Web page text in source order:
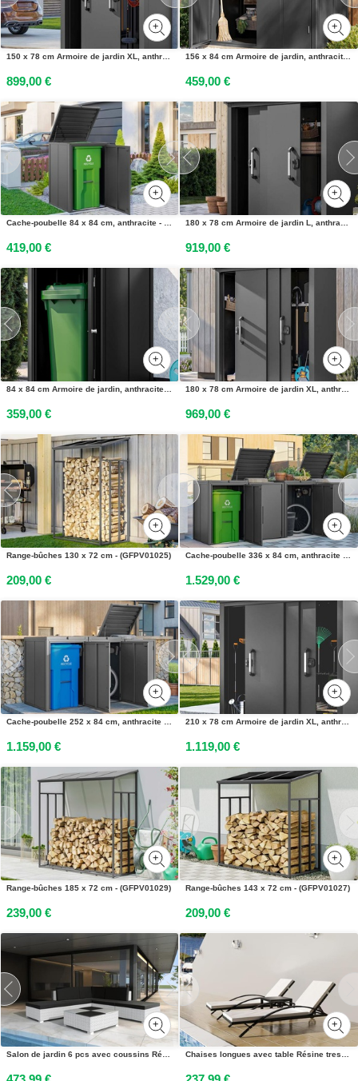
150 x 78 cm Armoire de jardin XL, anthracite - (GFPV00925)
899,00 €
156 x 84 cm Armoire de jardin, anthracite - (GFPV00861)
459,00 €
Cache-poubelle 84 x 84 cm, anthracite - (GFPV01000)
419,00 €
180 x 78 cm Armoire de jardin L, anthracite - (GFPV00926)
919,00 €
84 x 84 cm Armoire de jardin, anthracite - (GFPV00929)
359,00 €
180 x 78 cm Armoire de jardin XL, anthracite - (GFPV00927)
969,00 €
Range-bûches 130 x 72 cm - (GFPV01025)
209,00 €
Cache-poubelle 336 x 84 cm, anthracite - (GFPV01104)
1.529,00 €
Cache-poubelle 252 x 84 cm, anthracite - (GFPV01103)
1.159,00 €
210 x 78 cm Armoire de jardin XL, anthracite - (GFPV00928)
1.119,00 €
Range-bûches 185 x 72 cm - (GFPV01029)
239,00 €
Range-bûches 143 x 72 cm - (GFPV01027)
209,00 €
Salon de jardin 6 pcs avec coussins Résine tressée Blanc Chaises longues avec table Résine tressée Noir